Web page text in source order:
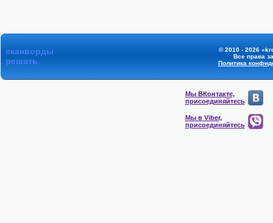
сканворды
решать
© 2010 - 2026
Все права
Политика
Мы ВКонтакте,
присоединяйтесь
Мы в Viber,
присоединяйтесь